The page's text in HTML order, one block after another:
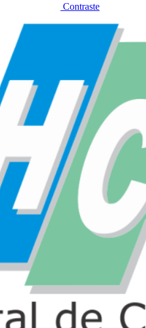
Contraste